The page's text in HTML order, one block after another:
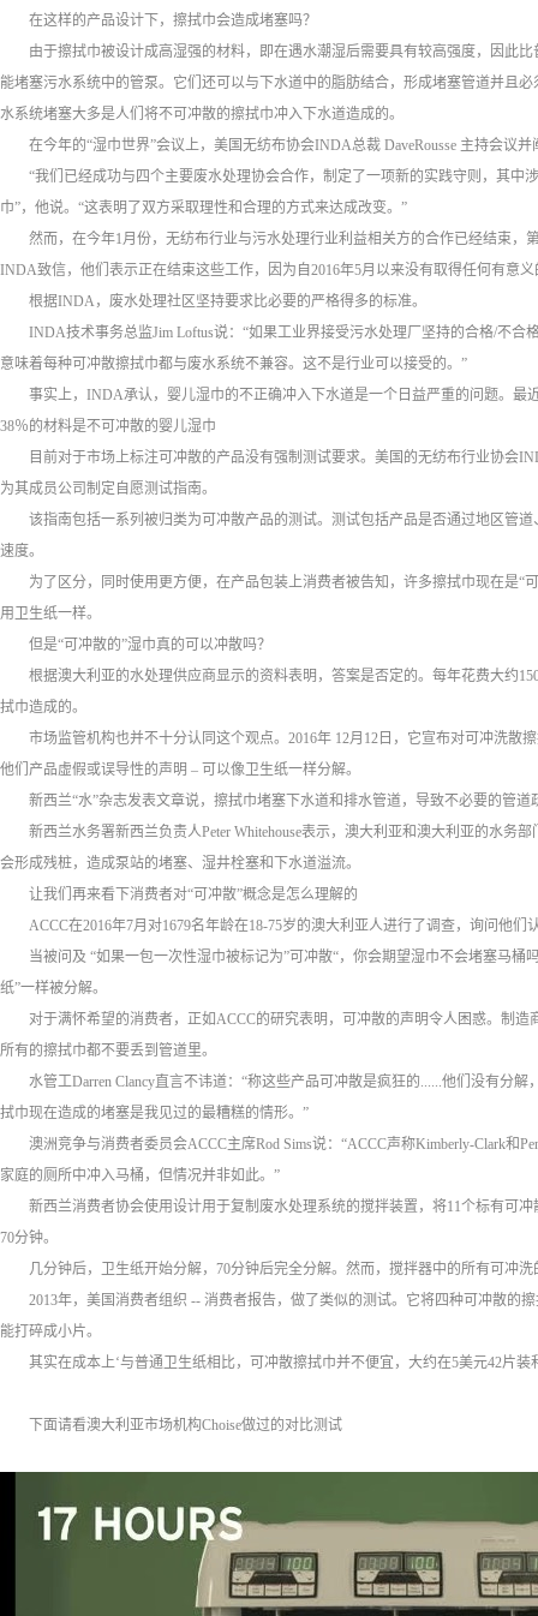
在这样的产品设计下，擦拭巾会造成堵塞吗？
由于擦拭巾被设计成高湿强的材料，即在遇水潮湿后需要具有较高强度，因此
能堵塞污水系统中的管泵。它们还可以与下水道中的脂肪结合，形成堵塞管道并且
水系统堵塞大多是人们将不可冲散的擦拭巾冲入下水道造成的。
在今年的“湿巾世界”会议上，美国无纺布协会INDA总裁 DaveRousse 主持会议
“我们已经成功与四个主要废水处理协会合作，制定了一项新的实践守则，其中
巾”，他说。“这表明了双方采取理性和合理的方式来达成改变。”
然而，在今年1月份，无纺布行业与污水处理行业利益相关方的合作已经结束
INDA致信，他们表示正在结束这些工作，因为自2016年5月以来没有取得任何有意
根据INDA，废水处理社区坚持要求比必要的严格得多的标准。
INDA技术事务总监Jim Loftus说：“如果工业界接受污水处理厂坚持的合格/不
意味着每种可冲散擦拭巾都与废水系统不兼容。这不是行业可以接受的。”
事实上，INDA承认，婴儿湿巾的不正确冲入下水道是一个日益严重的问题。
38％的材料是不可冲散的婴儿湿巾
目前对于市场上标注可冲散的产品没有强制测试要求。美国的无纺布行业协会
为其成员公司制定自愿测试指南。
该指南包括一系列被归类为可冲散产品的测试。测试包括产品是否通过地区管
速度。
为了区分，同时使用更方便，在产品包装上消费者被告知，许多擦拭巾现在是“
用卫生纸一样。
但是“可冲散的”湿巾真的可以冲散吗？
根据澳大利亚的水处理供应商显示的资料表明，答案是否定的。每年花费大约
拭巾造成的。
市场监管机构也并不十分认同这个观点。2016年 12月12日，它宣布对可冲洗散
他们产品虚假或误导性的声明 – 可以像卫生纸一样分解。
新西兰“水”杂志发表文章说，擦拭巾堵塞下水道和排水管道，导致不必要的管道
新西兰水务署新西兰负责人Peter Whitehouse表示，澳大利亚和澳大利亚的水务
会形成残桩，造成泵站的堵塞、湿井栓塞和下水道溢流。
让我们再来看下消费者对“可冲散”概念是怎么理解的
ACCC在2016年7月对1679名年龄在18-75岁的澳大利亚人进行了调查，询问他们
当被问及 “如果一包一次性湿巾被标记为”可冲散“，你会期望湿巾不会堵塞马
纸”一样被分解。
对于满怀希望的消费者，正如ACCC的研究表明，可冲散的声明令人困惑。制
所有的擦拭巾都不要丢到管道里。
水管工Darren Clancy直言不讳道：“称这些产品可冲散是疯狂的......他们没有分
拭巾现在造成的堵塞是我见过的最糟糕的情形。”
澳洲竞争与消费者委员会ACCC主席Rod Sims说：“ACCC声称Kimberly-Clark和
家庭的厕所中冲入马桶，但情况并非如此。”
新西兰消费者协会使用设计用于复制废水处理系统的搅拌装置，将11个标有可
70分钟。
几分钟后，卫生纸开始分解，70分钟后完全分解。然而，搅拌器中的所有可冲
2013年，美国消费者组织 -- 消费者报告，做了类似的测试。它将四种可冲散的
能打碎成小片。
其实在成本上‘与普通卫生纸相比，可冲散擦拭巾并不便宜，大约在5美元42片
下面请看澳大利亚市场机构Choise做过的对比测试